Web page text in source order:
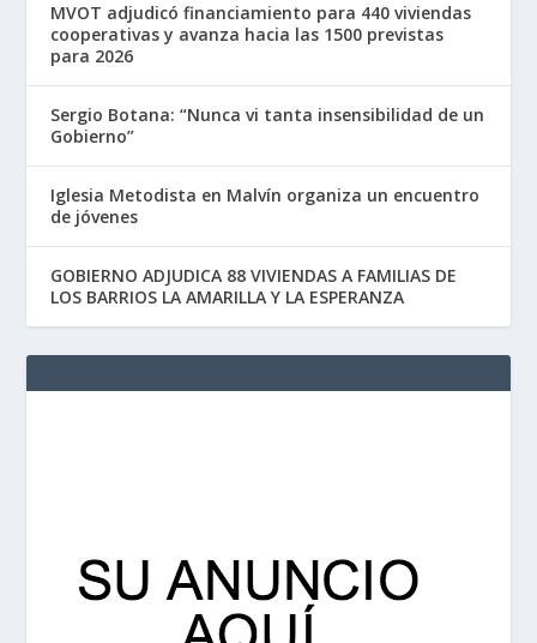
MVOT adjudicó financiamiento para 440 viviendas
cooperativas y avanza hacia las 1500 previstas
para 2026
Sergio Botana: “Nunca vi tanta insensibilidad de un
Gobierno”
Iglesia Metodista en Malvín organiza un encuentro
de jóvenes
GOBIERNO ADJUDICA 88 VIVIENDAS A FAMILIAS DE
LOS BARRIOS LA AMARILLA Y LA ESPERANZA